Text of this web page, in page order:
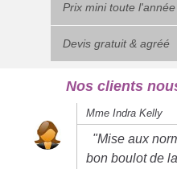
Prix mini toute l'année
Devis gratuit & agréé
Nos clients
Mme Indra Kelly
"Mise aux
bon boulot de